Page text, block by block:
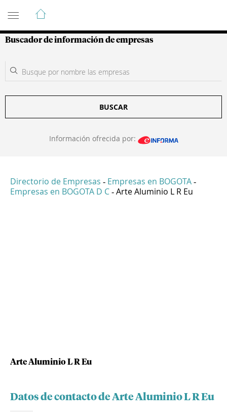
Guía de Empresas Colombianas
Buscador de información de empresas
BUSCAR
Información ofrecida por:
Directorio de Empresas - Empresas en BOGOTA -
Empresas en BOGOTA D C - Arte Aluminio L R Eu
Arte Aluminio L R Eu
Datos de contacto de Arte Aluminio L R Eu